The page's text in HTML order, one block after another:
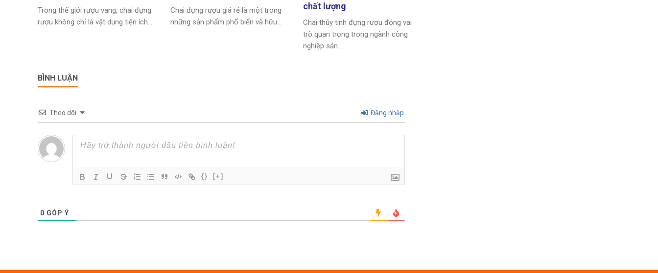
Trong thế giới rượu vang, chai đựng
rượu không chỉ là vật dụng tiện ích...
Chai đựng rượu giá rẻ là một trong
những sản phẩm phổ biến và hữu...
chất lượng
Chai thủy tinh đựng rượu đóng vai
trò quan trọng trong ngành công
nghiệp sản...
BÌNH LUẬN
Theo dõi Đăng nhập
{} [+]
0 GÓP Ý